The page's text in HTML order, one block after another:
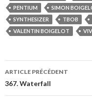
PENTIUM
SIMON
SYNTHESIZER
TBOB
VALENTIN BOIGELOT
ARTICLE PRÉCÉDENT
367. Waterfall